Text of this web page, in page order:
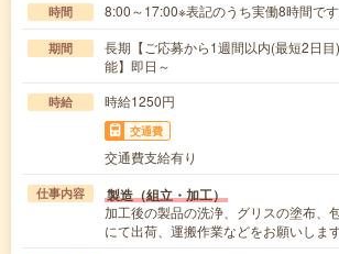
時間 8:00～17:00※表記のうち実働8時間です
期間
長期【ご応募から1週間以内(最短2日
能】即日～
時給 時給1250円
交通費
交通費支給有り
仕事内容 製造（組立・加工）
加工後の製品の洗浄、グリスの塗布、
にて出荷、運搬作業などをお願いしま